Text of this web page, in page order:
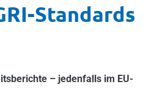
Standards
– jedenfalls im EU-